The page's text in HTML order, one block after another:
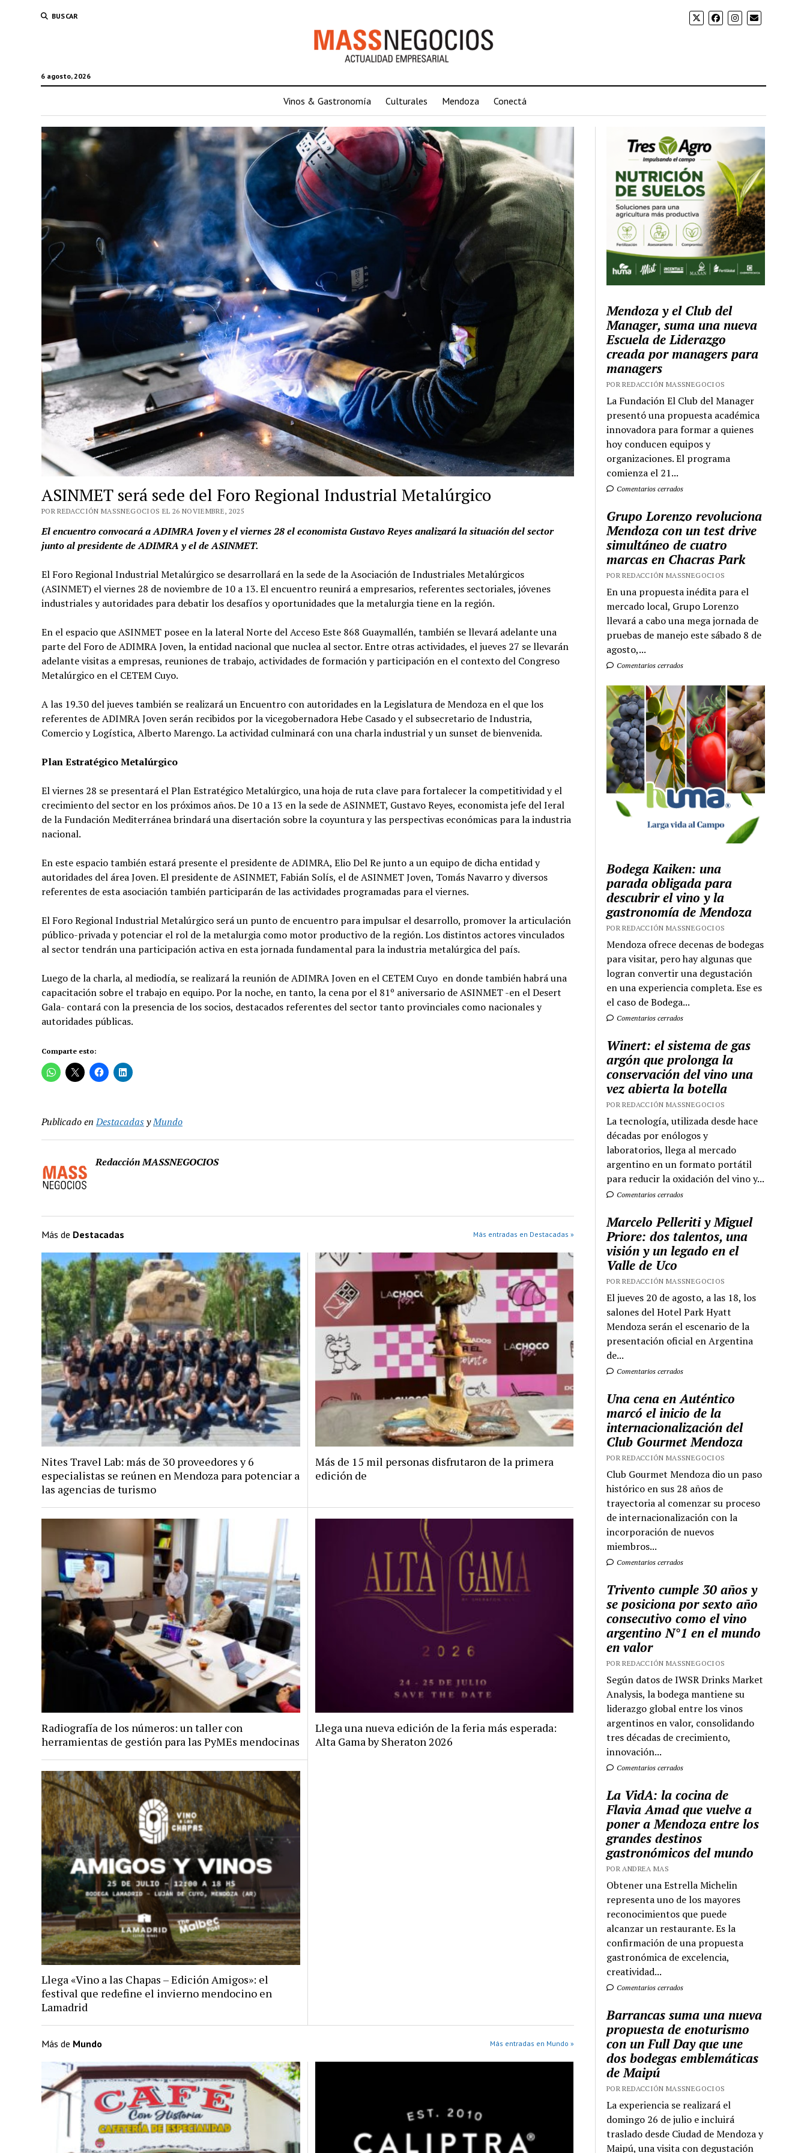
BUSCAR
6 agosto, 2026
Vinos & Gastronomía Culturales Mendoza Conectá
ASINMET será sede del Foro Regional Industrial Metalúrgico
POR REDACCIÓN MASSNEGOCIOS EL 26 NOVIEMBRE, 2025
El encuentro convocará a ADIMRA Joven y el viernes 28 el economista Gustavo Reyes analizará la situación del sector
junto al presidente de ADIMRA y el de ASINMET.
El Foro Regional Industrial Metalúrgico se desarrollará en la sede de la Asociación de Industriales Metalúrgicos
(ASINMET) el viernes 28 de noviembre de 10 a 13. El encuentro reunirá a empresarios, referentes sectoriales, jóvenes
industriales y autoridades para debatir los desafíos y oportunidades que la metalurgia tiene en la región.
En el espacio que ASINMET posee en la lateral Norte del Acceso Este 868 Guaymallén, también se llevará adelante una
parte del Foro de ADIMRA Joven, la entidad nacional que nuclea al sector. Entre otras actividades, el jueves 27 se llevarán
adelante visitas a empresas, reuniones de trabajo, actividades de formación y participación en el contexto del Congreso
Metalúrgico en el CETEM Cuyo.
A las 19.30 del jueves también se realizará un Encuentro con autoridades en la Legislatura de Mendoza en el que los
referentes de ADIMRA Joven serán recibidos por la vicegobernadora Hebe Casado y el subsecretario de Industria,
Comercio y Logística, Alberto Marengo. La actividad culminará con una charla industrial y un sunset de bienvenida.
Plan Estratégico Metalúrgico
El viernes 28 se presentará el Plan Estratégico Metalúrgico, una hoja de ruta clave para fortalecer la competitividad y el
crecimiento del sector en los próximos años. De 10 a 13 en la sede de ASINMET, Gustavo Reyes, economista jefe del Ieral
de la Fundación Mediterránea brindará una disertación sobre la coyuntura y las perspectivas económicas para la industria
nacional.
En este espacio también estará presente el presidente de ADIMRA, Elio Del Re junto a un equipo de dicha entidad y
autoridades del área Joven. El presidente de ASINMET, Fabián Solís, el de ASINMET Joven, Tomás Navarro y diversos
referentes de esta asociación también participarán de las actividades programadas para el viernes.
El Foro Regional Industrial Metalúrgico será un punto de encuentro para impulsar el desarrollo, promover la articulación
público-privada y potenciar el rol de la metalurgia como motor productivo de la región. Los distintos actores vinculados
al sector tendrán una participación activa en esta jornada fundamental para la industria metalúrgica del país.
Luego de la charla, al mediodía, se realizará la reunión de ADIMRA Joven en el CETEM Cuyo en donde también habrá una
capacitación sobre el trabajo en equipo. Por la noche, en tanto, la cena por el 81º aniversario de ASINMET -en el Desert
Gala- contará con la presencia de los socios, destacados referentes del sector tanto provinciales como nacionales y
autoridades públicas.
Comparte esto:
Publicado en DestacadasyMundo
Redacción MASSNEGOCIOS
Más de Destacadas Más entradas en Destacadas »
Nites Travel Lab: más de 30 proveedores y 6
especialistas se reúnen en Mendoza para potenciar a
las agencias de turismo
Más de 15 mil personas disfrutaron de la primera
edición de
Radiografía de los números: un taller con
herramientas de gestión para las PyMEs mendocinas
Llega una nueva edición de la feria más esperada:
Alta Gama by Sheraton 2026
Llega «Vino a las Chapas – Edición Amigos»: el
festival que redefine el invierno mendocino en
Lamadrid
Más de Mundo Más entradas en Mundo »
Mendoza y el Club del
Manager, suma una nueva
Escuela de Liderazgo
creada por managers para
managers
POR REDACCIÓN MASSNEGOCIOS
La Fundación El Club del Manager
presentó una propuesta académica
innovadora para formar a quienes
hoy conducen equipos y
organizaciones. El programa
comienza el 21...
Comentarios cerrados
Grupo Lorenzo revoluciona
Mendoza con un test drive
simultáneo de cuatro
marcas en Chacras Park
POR REDACCIÓN MASSNEGOCIOS
En una propuesta inédita para el
mercado local, Grupo Lorenzo
llevará a cabo una mega jornada de
pruebas de manejo este sábado 8 de
agosto,...
Comentarios cerrados
Bodega Kaiken: una
parada obligada para
descubrir el vino y la
gastronomía de Mendoza
POR REDACCIÓN MASSNEGOCIOS
Mendoza ofrece decenas de bodegas
para visitar, pero hay algunas que
logran convertir una degustación
en una experiencia completa. Ese es
el caso de Bodega...
Comentarios cerrados
Winert: el sistema de gas
argón que prolonga la
conservación del vino una
vez abierta la botella
POR REDACCIÓN MASSNEGOCIOS
La tecnología, utilizada desde hace
décadas por enólogos y
laboratorios, llega al mercado
argentino en un formato portátil
para reducir la oxidación del vino y...
Comentarios cerrados
Marcelo Pelleriti y Miguel
Priore: dos talentos, una
visión y un legado en el
Valle de Uco
POR REDACCIÓN MASSNEGOCIOS
El jueves 20 de agosto, a las 18, los
salones del Hotel Park Hyatt
Mendoza serán el escenario de la
presentación oficial en Argentina
de...
Comentarios cerrados
Una cena en Auténtico
marcó el inicio de la
internacionalización del
Club Gourmet Mendoza
POR REDACCIÓN MASSNEGOCIOS
Club Gourmet Mendoza dio un paso
histórico en sus 28 años de
trayectoria al comenzar su proceso
de internacionalización con la
incorporación de nuevos
miembros...
Comentarios cerrados
Trivento cumple 30 años y
se posiciona por sexto año
consecutivo como el vino
argentino N°1 en el mundo
en valor
POR REDACCIÓN MASSNEGOCIOS
Según datos de IWSR Drinks Market
Analysis, la bodega mantiene su
liderazgo global entre los vinos
argentinos en valor, consolidando
tres décadas de crecimiento,
innovación...
Comentarios cerrados
La VidA: la cocina de
Flavia Amad que vuelve a
poner a Mendoza entre los
grandes destinos
gastronómicos del mundo
POR ANDREA MAS
Obtener una Estrella Michelin
representa uno de los mayores
reconocimientos que puede
alcanzar un restaurante. Es la
confirmación de una propuesta
gastronómica de excelencia,
creatividad...
Comentarios cerrados
Barrancas suma una nueva
propuesta de enoturismo
con un Full Day que une
dos bodegas emblemáticas
de Maipú
POR REDACCIÓN MASSNEGOCIOS
La experiencia se realizará el
domingo 26 de julio e incluirá
traslado desde Ciudad de Mendoza y
Maipú, una visita con degustación